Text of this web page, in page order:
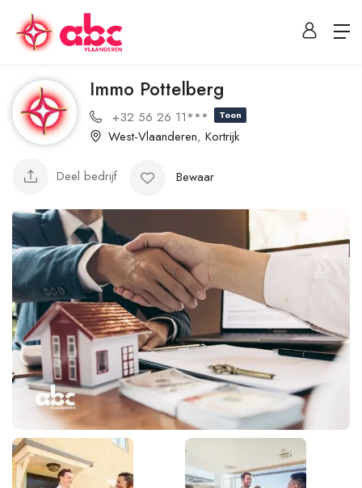
Immo Pottelberg
+32 56 26 11*** Toon
West-Vlaanderen, Kortrijk
Deel bedrijf Bewaar